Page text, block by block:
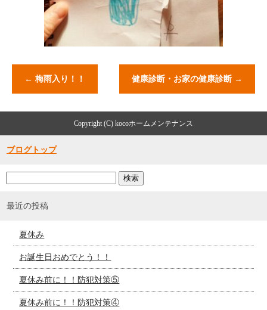
← 梅雨入り！！ 健康診断・お家の健康診断 →
Copyright (C) kocoホームメンテナンス
ブログトップ
最近の投稿
夏休み
お誕生日おめでとう！！
夏休み前に！！防犯対策⑤
夏休み前に！！防犯対策④